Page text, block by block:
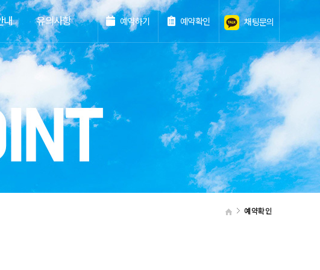
내 유의사항 예약하기 예약확인 채팅문의
예약확인